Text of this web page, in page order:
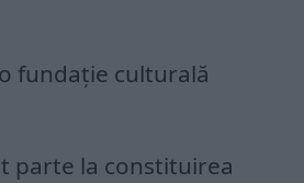
fundaţie culturală
parte la constituirea